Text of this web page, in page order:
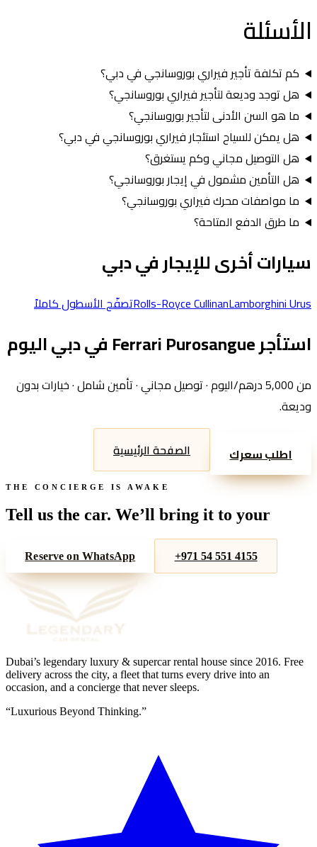
الأسئلة
كم تكلفة تأجير فيراري بوروسانجي في دبي؟
هل توجد وديعة لتأجير فيراري بوروسانجي؟
ما هو السن الأدنى لتأجير بوروسانجي؟
هل يمكن للسياح استئجار فيراري بوروسانجي في دبي؟
هل التوصيل مجاني وكم يستغرق؟
هل التأمين مشمول في إيجار بوروسانجي؟
ما مواصفات محرك فيراري بوروسانجي؟
ما طرق الدفع المتاحة؟
سيارات أخرى للإيجار في دبي
Rolls-Royce CullinanLamborghini Urus تصفّح الأسطول كاملاً
استأجرFerrari Purosangue في دبي اليوم
من5,000درهم/اليوم · توصيل مجاني · تأمين شامل · خيارات بدون
وديعة.
اطلب سعرك الصفحة الرئيسية
THE CONCIERGE IS AWAKE
Tell us the car. We’ll bring it to your
Reserve on WhatsApp +971 54 551 4155
Dubai’s legendary luxury & supercar rental house since 2016. Free
delivery across the city, a fleet that turns every drive into an
occasion, and a concierge that never sleeps.
“Luxurious Beyond Thinking.”